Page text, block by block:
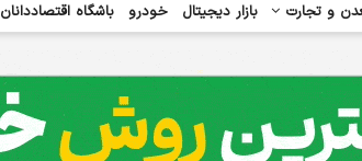
و تجارت بازار دیجیتال خودرو باشگاه اقتصاددانان